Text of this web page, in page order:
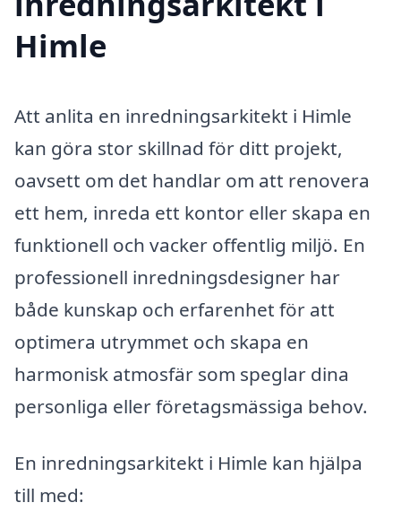
Himle
Att anlita en inredningsarkitekt i Himle
kan göra stor skillnad för ditt projekt,
oavsett om det handlar om att renovera
ett hem, inreda ett kontor eller skapa en
funktionell och vacker offentlig miljö. En
professionell inredningsdesigner har
både kunskap och erfarenhet för att
optimera utrymmet och skapa en
harmonisk atmosfär som speglar dina
personliga eller företagsmässiga behov.
En inredningsarkitekt i Himle kan hjälpa
till med: